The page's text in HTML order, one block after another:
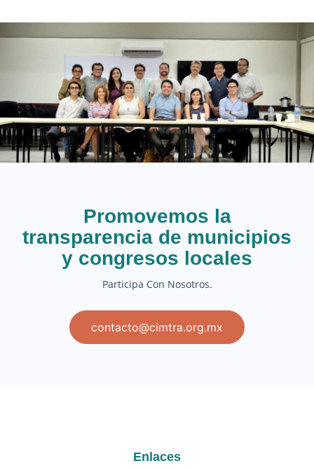
Promovemos la
transparencia de municipios
y congresos locales
Participa Con Nosotros.
contacto@cimtra.org.mx
Enlaces